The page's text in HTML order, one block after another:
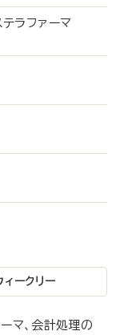
ラファーマ
ィークリー
マ、会計処理の